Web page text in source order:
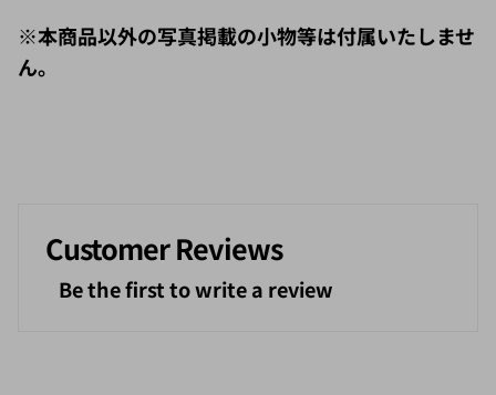
※本商品以外の写真掲載の小物等は付属いたしませ
ん。
Customer Reviews
Be the first to write a review